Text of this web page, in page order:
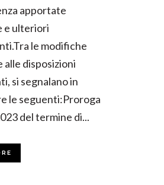
apportate
e ulteriori
le modifiche
disposizioni
si segnalano in
le seguenti:Proroga
del termine di...